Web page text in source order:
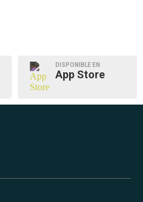
DISPONIBLE EN
App Store